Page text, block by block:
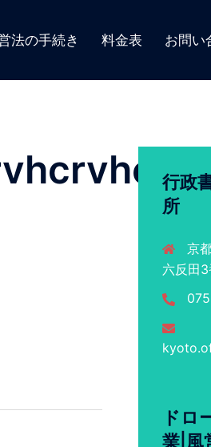
法の手続き 料金表 お問い
行政
所
京
六反田
ドロ
業|風